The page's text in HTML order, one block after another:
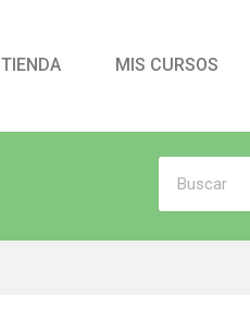
TIENDA MIS CURSOS